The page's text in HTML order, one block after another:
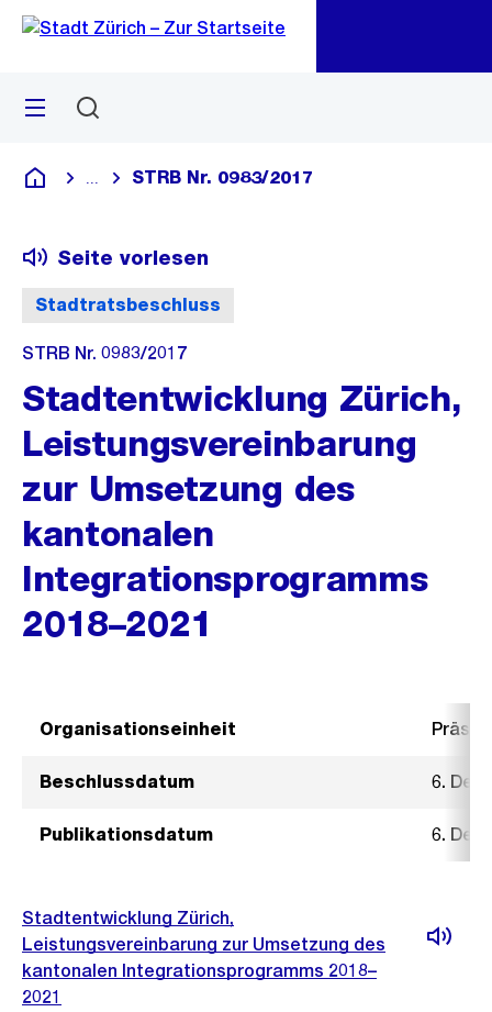
Navigation
Sprunglink
Menü
Deutsch
Blende alle Breadcrumbs ein
STRB Nr. 0983/2017
Stadtratsbeschluss
Seite vorlesen
STRB Nr. 0983/2017
Stadtentwicklung Zürich,
Leistungsvereinbarung
zur Umsetzung des
kantonalen
Integrationsprogramms
2018–2021
Organisationseinheit
Beschlussdatum 6.
Publikationsdatum 6.
Stadtentwicklung Zürich,
Leistungsvereinbarung zur Umsetzung des
kantonalen Integrationsprogramms 2018–
2021